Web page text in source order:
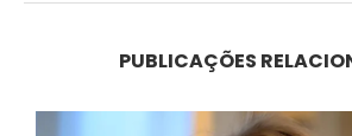
PUBLICAÇÕES